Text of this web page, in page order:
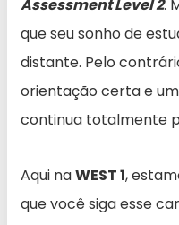
Assessment Level 2.
que seu sonho de
distante. Pelo
orientação certa e
continua totalmente
Aqui naWEST 1,
que você siga esse